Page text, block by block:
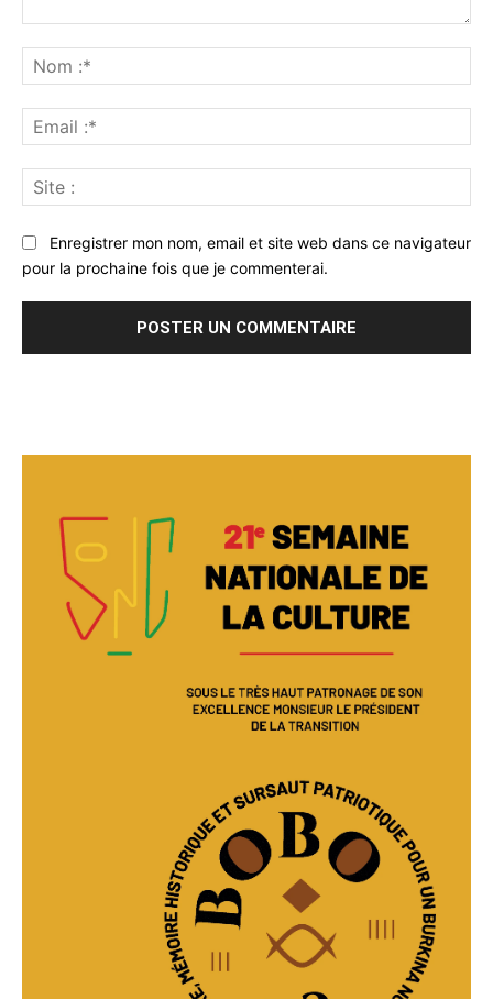
:*
:*
:
Enregistrer mon nom, email et site web dans ce navigateur
pour la prochaine fois que je commenterai.